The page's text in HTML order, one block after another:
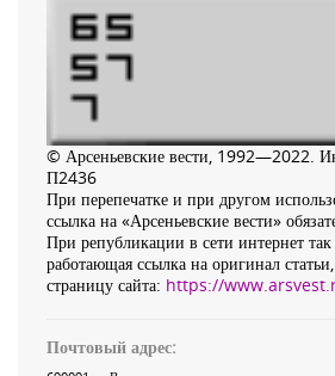
© Арсеньевские вести, 1992—2022.
П2436
При перепечатке и при другом
ссылка на «Арсеньевские вести»
При републикации в сети интернет так
работающая ссылка на оригинал
страницу сайта: https://
Почтовый адрес: